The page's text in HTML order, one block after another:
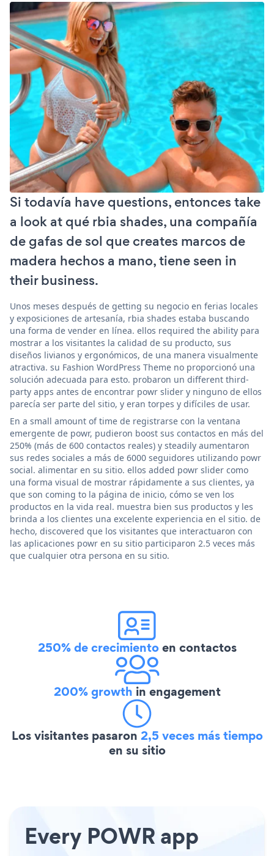
Si todavía have questions, entonces take
a look at qué rbia shades, una compañía
de gafas de sol que creates marcos de
madera hechos a mano, tiene seen in
their business.
Unos meses después de getting su negocio en ferias locales
y exposiciones de artesanía, rbia shades estaba buscando
una forma de vender en línea. ellos required the ability para
mostrar a los visitantes la calidad de su producto, sus
diseños livianos y ergonómicos, de una manera visualmente
atractiva. su Fashion WordPress Theme no proporcionó una
solución adecuada para esto. probaron un different third-
party apps antes de encontrar powr slider y ninguno de ellos
parecía ser parte del sitio, y eran torpes y difíciles de usar.
En a small amount of time de registrarse con la ventana
emergente de powr, pudieron boost sus contactos en más del
250% (más de 600 contactos reales) y steadily aumentaron
sus redes sociales a más de 6000 seguidores utilizando powr
social. alimentar en su sitio. ellos added powr slider como
una forma visual de mostrar rápidamente a sus clientes, ya
que son coming to la página de inicio, cómo se ven los
productos en la vida real. muestra bien sus productos y les
brinda a los clientes una excelente experiencia en el sitio. de
hecho, discovered que los visitantes que interactuaron con
las aplicaciones powr en su sitio participaron 2.5 veces más
que cualquier otra persona en su sitio.
250% de crecimientoen contactos
200% growth in engagement
Los visitantes pasaron 2,5 veces más tiempo
en su sitio
Every POWR app